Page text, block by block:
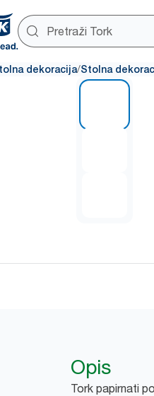
dekoracija/Stolna
Opis
Tork papirnati